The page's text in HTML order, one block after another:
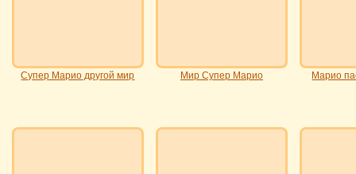
Супер Марио другой мир Мир Супер Марио Марио